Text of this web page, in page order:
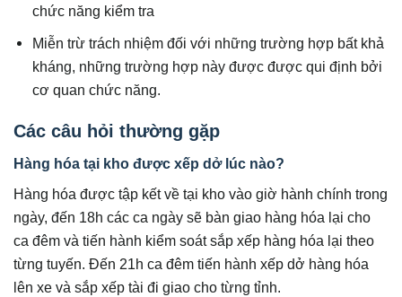
chức năng kiểm tra
Miễn trừ trách nhiệm đối với những trường hợp bất khả
kháng, những trường hợp này được được qui định bởi
cơ quan chức năng.
Các câu hỏi thường gặp
Hàng hóa tại kho được xếp dở lúc nào?
Hàng hóa được tập kết về tại kho vào giờ hành chính trong
ngày, đến 18h các ca ngày sẽ bàn giao hàng hóa lại cho
ca đêm và tiến hành kiểm soát sắp xếp hàng hóa lại theo
từng tuyến. Đến 21h ca đêm tiến hành xếp dở hàng hóa
lên xe và sắp xếp tài đi giao cho từng tỉnh.